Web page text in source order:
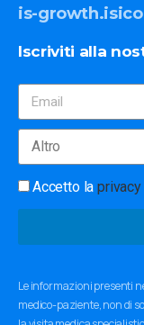
is-
Iscriviti alla
Accetto la
Le informazioni presenti
medico-paziente, non di